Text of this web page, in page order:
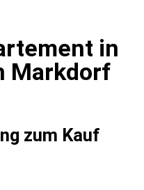
in
Markdorf
zum Kauf